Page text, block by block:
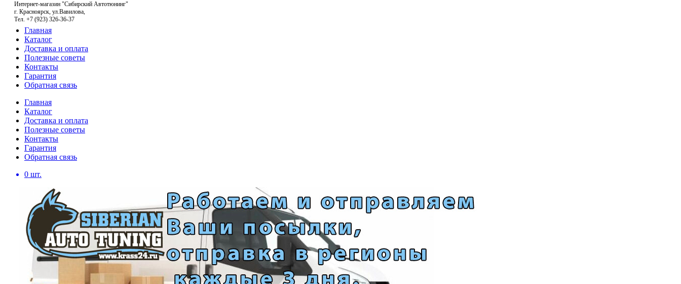
Интернет-магазин "Сибирский Автотюнинг"
г. Красноярск, ул.Вавилова,
Тел. +7 (923) 326-36-37
Главная
Каталог
Доставка и оплата
Полезные советы
Контакты
Гарантия
Обратная связь
Главная
Каталог
Доставка и оплата
Полезные советы
Контакты
Гарантия
Обратная связь
0 шт.